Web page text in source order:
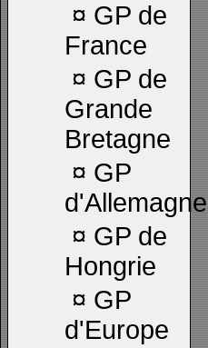
¤ GP de
France
¤ GP de
Grande
Bretagne
¤ GP
d'Allemagne
¤ GP de
Hongrie
¤ GP
d'Europe